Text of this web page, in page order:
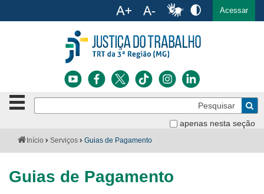
Ir para o menu Ir para a busca Ir para o rodapé
Acessar
apenas nesta seção
Botão
de
clique
ou
Notícias
Serviços
VocêInício Serviços Guias de Pagamento
Guias de Pagamento